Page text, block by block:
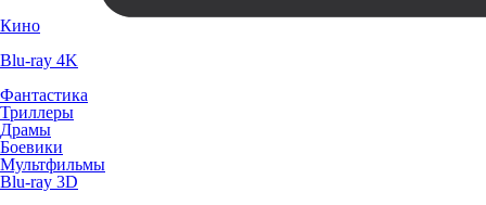
Кино
Blu-ray 4K
Фантастика
Триллеры
Драмы
Боевики
Мультфильмы
Blu-ray 3D